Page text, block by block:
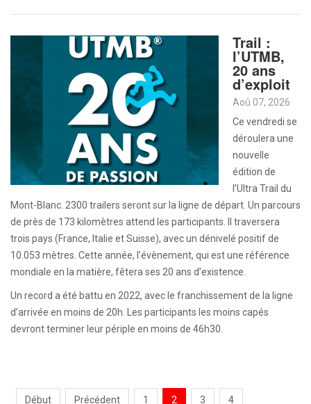
Trail :
l’UTMB,
20 ans
d’exploit
Aoû 07, 2026
Ce vendredi se
déroulera une
nouvelle
édition de
l’Ultra Trail du
Mont-Blanc. 2300 trailers seront sur la ligne de départ. Un parcours
de près de 173 kilomètres attend les participants. Il traversera
trois pays (France, Italie et Suisse), avec un dénivelé positif de
10.053 mètres. Cette année, l’évènement, qui est une référence
mondiale en la matière, fêtera ses 20 ans d’existence.
Un record a été battu en 2022, avec le franchissement de la ligne
d’arrivée en moins de 20h. Les participants les moins capés
devront terminer leur périple en moins de 46h30.
Début Précédent 1 2 3 4